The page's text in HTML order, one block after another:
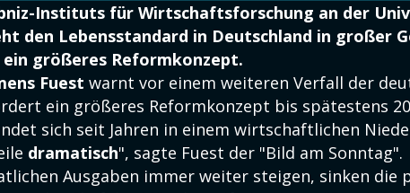
Instituts für Wirtschaftsforschung an der
den Lebensstandard in Deutschland in großer
größeres Reformkonzept.
Fuest warnt vor einem weiteren Verfall der
ein größeres Reformkonzept bis spätestens
sich seit Jahren in einem wirtschaftlichen
dramatisch", sagte Fuest der "Bild am Sonntag".
Ausgaben immer weiter steigen, sinken die